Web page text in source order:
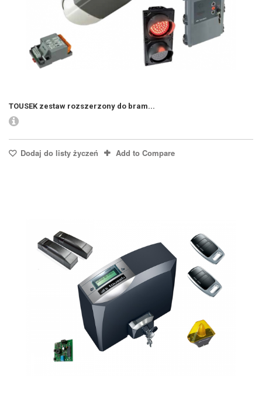
TOUSEK zestaw rozszerzony do bram...
Dodaj do listy życzeń Add to Compare